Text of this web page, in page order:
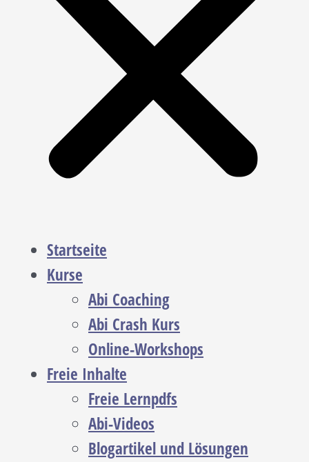
Startseite
Kurse
Abi Coaching
Abi Crash Kurs
Online-Workshops
Freie Inhalte
Freie Lernpdfs
Abi-Videos
Blogartikel und Lösungen